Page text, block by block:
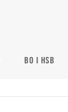
BO I HSB